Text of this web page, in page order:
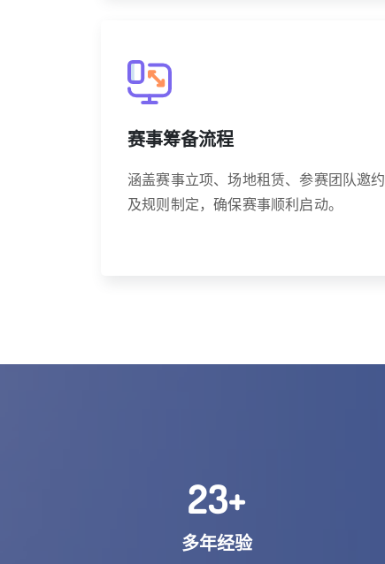
赛事筹备流程
涵盖赛事立项、场地租赁、参赛团队邀约
及规则制定，确保赛事顺利启动。
23+
多年经验